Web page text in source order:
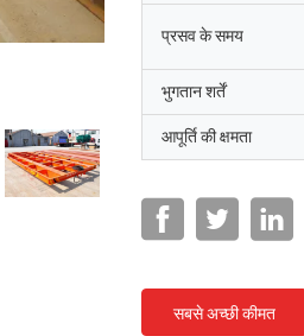
प्रसव के समय
भुगतान शर्तें
आपूर्ति की क्षमता
सबसे अच्छी कीमत